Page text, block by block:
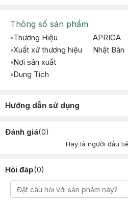
Thông số sản phẩm
Thương Hiệu
APRICA
Xuất xứ thương hiệu
Nhật Bản
Nơi sản xuất
Dung Tích
Hướng dẫn sử dụng
Đánh giá(0)
Hãy là người đầu
Hỏi đáp(0)